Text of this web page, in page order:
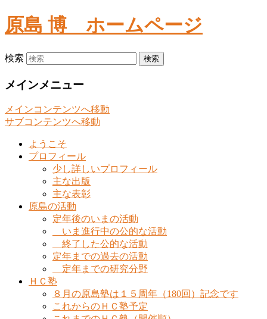
原島 博 ホームページ
検索
メインメニュー
メインコンテンツへ移動
サブコンテンツへ移動
ようこそ
プロフィール
少し詳しいプロフィール
主な出版
主な表彰
原島の活動
定年後のいまの活動
いま進行中の公的な活動
終了した公的な活動
定年までの過去の活動
定年までの研究分野
ＨＣ塾
８月の原島塾は１５周年（180回）記念です
これからのＨＣ塾予定